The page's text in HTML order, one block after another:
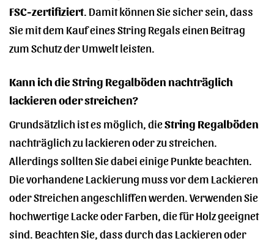
FSC-zertifiziert. Damit können Sie sicher sein, dass
Sie mit dem Kauf eines String Regals einen Beitrag
zum Schutz der Umwelt leisten.
Kann ich die String Regalböden nachträglich
lackieren oder streichen?
Grundsätzlich ist es möglich, dieString Regalböden
nachträglich zu lackieren oder zu streichen.
Allerdings sollten Sie dabei einige Punkte beachten.
Die vorhandene Lackierung muss vor dem Lackieren
oder Streichen angeschliffen werden. Verwenden Sie
hochwertige Lacke oder Farben, die für Holz geeignet
sind. Beachten Sie, dass durch das Lackieren oder